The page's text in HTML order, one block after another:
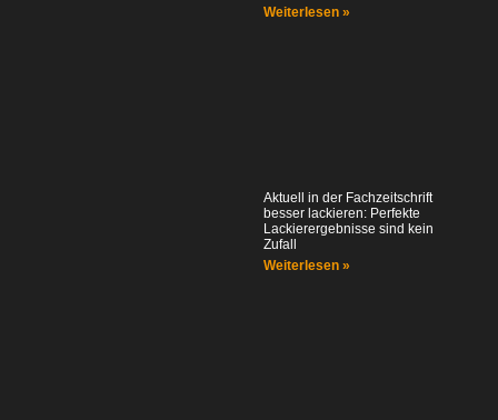
Weiterlesen »
Aktuell in der Fachzeitschrift
besser lackieren: Perfekte
Lackierergebnisse sind kein
Zufall
Weiterlesen »